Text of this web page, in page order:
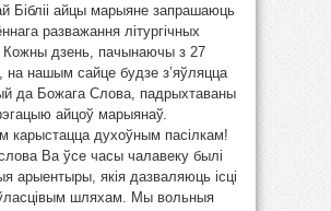
Бібліі айцы марыяне запрашаюць
разважання літургічных
Кожны дзень, пачынаючы з 27
на нашым сайце будзе з’яўляцца
да Божага Слова, падрыхтаваны
айцоў марыянаў.
карыстацца духоўным пасілкам!
Ва ўсе часы чалавеку былі
арыентыры, якія дазваляюць ісці
шляхам. Мы вольныя